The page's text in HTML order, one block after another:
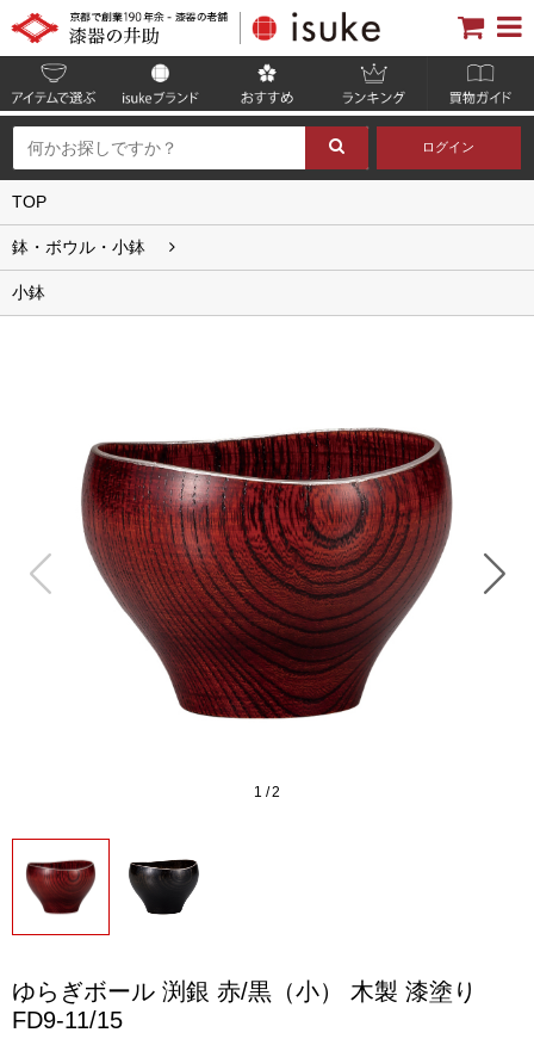
ログイン
TOP
鉢・ボウル・小鉢
小鉢
1 /2
ゆらぎボール 渕銀 赤/黒（小） 木製 漆塗り
FD9-11/15